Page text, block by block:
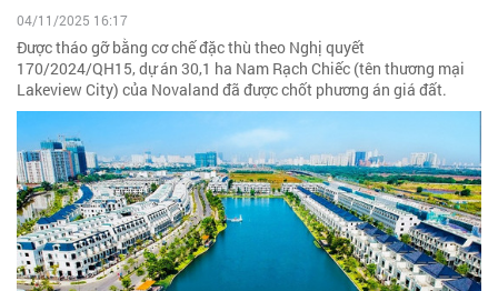
04/11/2025 16:17
Được tháo gỡ bằng cơ chế đặc thù theo Nghị quyết
170/2024/QH15, dự án 30,1 ha Nam Rạch Chiếc (tên thương mại
Lakeview City) của Novaland đã được chốt phương án giá đất.